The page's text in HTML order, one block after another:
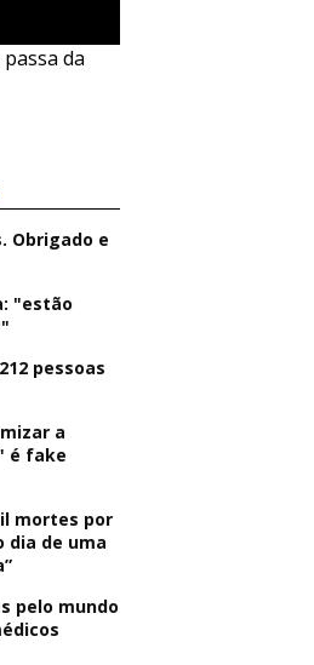
da
Obrigado e
"estão
pessoas
a
é fake
mortes por
dia de uma
pelo mundo